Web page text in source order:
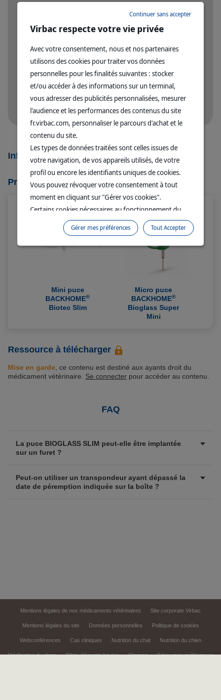
Je me connecte
Replays webconférences, cas cliniques,
articles rédigés par des experts
▶ Accédez à votre espace professionnel Virbac
Visualisez vos documents commerciaux,
commandez des outils en ligne,...
Informations détaillées
Produits associés
Mini puce
BACKHOME®
Biotec Slim
Micro puce
BACKHOME®
Bioglass Super
Mini
Ressource à télécharger
Mise en garde , ce contenu est destiné aux ayants droit du
médicament vétérinaire. Se connecter pour accéder au contenu.
FAQ
La puce BIOGLASS SLIM peut-elle être implantée
sur un furet ?
Peut-on utiliser un transpondeur ayant dépassé la
date de péremption indiquée sur la boîte ?
Mentions légales de nos médicaments vétérinaires Site corporate Virbac
Mentions légales du site Données personnelles Politique de cookies
Webconférences Cas cliniques Nutrition du chat Nutrition du chien
Stérilisation du chien Oligo-éléments bovins Sitemap Gérer mes préférences
Virbac respecte votre vie privée
Avec votre consentement, nous et nos partenaires
utilisons des cookies pour traiter vos données
personnelles pour les finalités suivantes : stocker
et/ou accéder à des informations sur un terminal,
vous adresser des publicités personnalisées, mesurer
l'audience et les performances des contenus du site
fr.virbac.com, personnaliser le parcours d'achat et le
contenu du site.
Les types de données traitées sont celles issues de
votre navigation, de vos appareils utilisés, de votre
profil ou encore les identifiants uniques de cookies.
Vous pouvez révoquer votre consentement à tout
moment en cliquant sur "Gérer vos cookies".
Certains cookies nécessaires au fonctionnement du
site sont déposés sans votre consentement. Ils
permettent et facilitent votre navigation sur le site. En
cliquant sur “Continuer sans accepter” aucun cookie
soumis à votre consentement ne sera déposé.
Pour plus d'informations, vous pouvez consulter
Politique cookies.
Continuer sans accepter
Tout Accepter
Gérer mes préférences